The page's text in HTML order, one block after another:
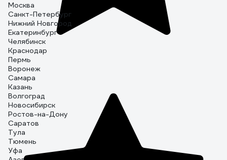
Москва
Санкт-Петербург
Нижний Новгород
Екатеринбург
Челябинск
Краснодар
Пермь
Воронеж
Самара
Казань
Волгоград
Новосибирск
Ростов-на-Дону
Саратов
Тула
Тюмень
Уфа